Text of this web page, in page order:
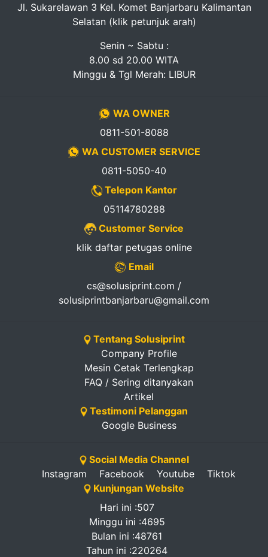
Jl. Sukarelawan 3 Kel. Komet Banjarbaru Kalimantan
Selatan (klik petunjuk arah)
Senin ~ Sabtu :
8.00 sd 20.00 WITA
Minggu & Tgl Merah: LIBUR
WA OWNER
0811-501-8088
WA CUSTOMER SERVICE
0811-5050-40
Telepon Kantor
05114780288
Customer Service
klik daftar petugas online
Email
cs@solusiprint.com /
solusiprintbanjarbaru@gmail.com
Tentang Solusiprint
Company Profile
Mesin Cetak Terlengkap
FAQ / Sering ditanyakan
Artikel
Testimoni Pelanggan
Google Business
Social Media Channel
Instagram
Facebook Youtube
Tiktok
Kunjungan Website
Hari ini :507
Minggu ini :4695
Bulan ini :48761
Tahun ini :220264